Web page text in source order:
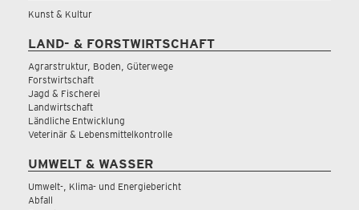
Kunst & Kultur
LAND- & FORSTWIRTSCHAFT
Agrarstruktur, Boden, Güterwege
Forstwirtschaft
Jagd & Fischerei
Landwirtschaft
Ländliche Entwicklung
Veterinär & Lebensmittelkontrolle
UMWELT & WASSER
Umwelt-, Klima- und Energiebericht
Abfall